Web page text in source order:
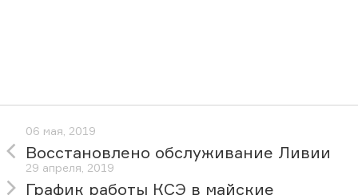
06 мая, 2019
Восстановлено обслуживание Ливии
29 апреля, 2019
График работы КСЭ в майские